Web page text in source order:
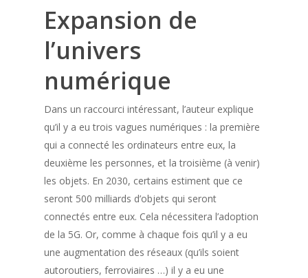
Expansion de
l’univers
numérique
Dans un raccourci intéressant, l’auteur explique
qu’il y a eu trois vagues numériques : la première
qui a connecté les ordinateurs entre eux, la
deuxième les personnes, et la troisième (à venir)
les objets. En 2030, certains estiment que ce
seront 500 milliards d’objets qui seront
connectés entre eux. Cela nécessitera l’adoption
de la 5G. Or, comme à chaque fois qu’il y a eu
une augmentation des réseaux (qu’ils soient
autoroutiers, ferroviaires …) il y a eu une